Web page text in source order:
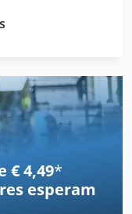
€ 4,49*
esperam